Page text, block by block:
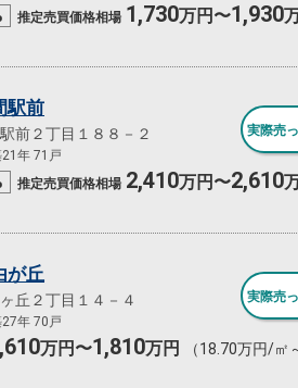
推定売買価格相場 1,730万円〜1,930
駅前
前２丁目１８８－２
年 71戸
実際売
推定売買価格相場 2,410万円〜2,610
が丘
丘２丁目１４－４
年 70戸
実際売
万円〜1,810万円 （18.70万円/㎡